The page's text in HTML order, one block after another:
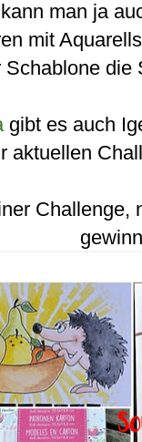
man ja
mit
Schablone die
gibt es auch
aktuellen